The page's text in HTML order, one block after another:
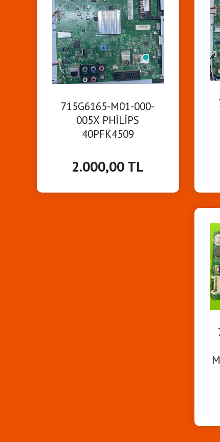
715G6165-M01-000-
005X PHİLİPS
40PFK4509
2.000,00 TL